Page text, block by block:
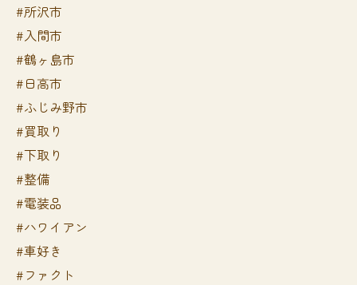
#所沢市
#入間市
#鶴ヶ島市
#日高市
#ふじみ野市
#買取り
#下取り
#整備
#電装品
#ハワイアン
#車好き
#ファクト